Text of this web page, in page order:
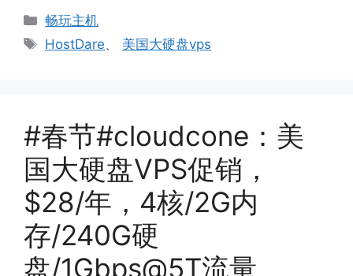
分
类
畅玩主机
标
HostDare、 美国大硬盘vps
#春节#cloudcone：美
国大硬盘VPS促销，
$28/年，4核/2G内
存/240G硬
盘/1Gbps@5T流量